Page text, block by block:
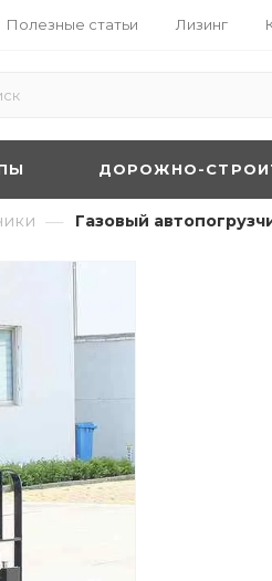
Полезные статьи Лизинг
ДОРОЖНО-
— Газовый